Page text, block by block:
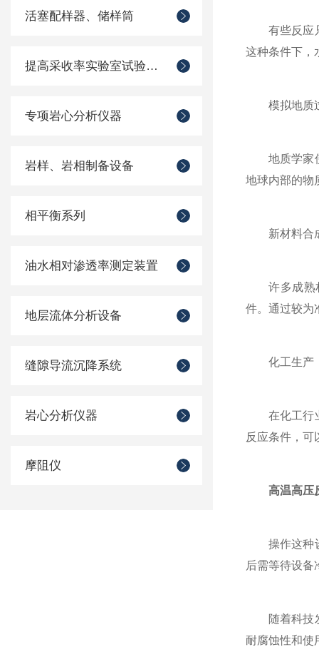
活塞配样器、储样筒
提高采收率实验室试验装置
专项岩心分析仪器
岩样、岩相制备设备
相平衡系列
油水相对渗透率测定装置
地层流体分析设备
缝隙导流沉降系统
岩心分析仪器
摩阻仪
有些反应只
这种条件下，
模拟地质
地质学家使
地球内部的物
新材料合
许多成熟材
件。通过较为
化工生产
在化工行业
反应条件，可
高温高压
操作这种设
后需等待设备
随着科技发
耐腐蚀性和使